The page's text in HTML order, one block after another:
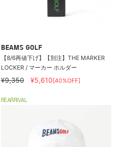
BEAMS GOLF
【8/6再値下げ】【別注】THE MARKER
LOCKER / マーカー ホルダー
¥9,350 ¥5,610[40%OFF]
REARRIVAL